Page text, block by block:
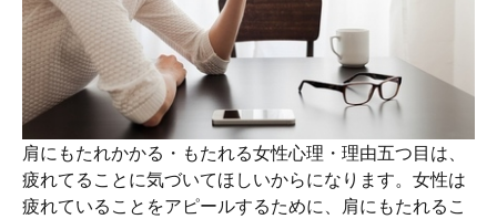
肩にもたれかかる・もたれる女性心理・理由五つ目は、
疲れてることに気づいてほしいからになります。女性は
疲れていることをアピールするために、肩にもたれるこ